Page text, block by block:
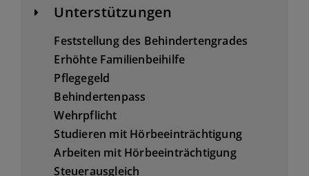
Unterstützungen
Feststellung des Behindertengrades
Erhöhte Familienbeihilfe
Pflegegeld
Behindertenpass
Wehrpflicht
Studieren mit Hörbeeinträchtigung
Arbeiten mit Hörbeeinträchtigung
Steuerausgleich